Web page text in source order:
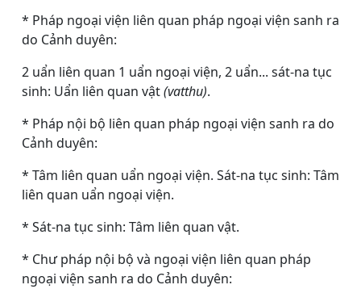
* Pháp ngoại viện liên quan pháp ngoại viện sanh ra
do Cảnh duyên:
2 uẩn liên quan 1 uẩn ngoại viện, 2 uẩn... sát-na tục
sinh: Uẩn liên quan vật(vatthu).
* Pháp nội bộ liên quan pháp ngoại viện sanh ra do
Cảnh duyên:
* Tâm liên quan uẩn ngoại viện. Sát-na tục sinh: Tâm
liên quan uẩn ngoại viện.
* Sát-na tục sinh: Tâm liên quan vật.
* Chư pháp nội bộ và ngoại viện liên quan pháp
ngoại viện sanh ra do Cảnh duyên: